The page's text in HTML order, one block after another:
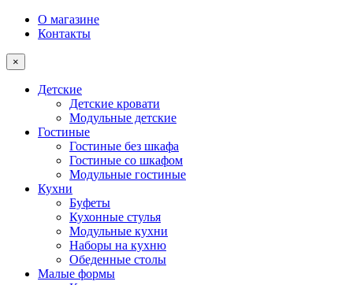
О магазине
Контакты
×
Детские
Детские кровати
Модульные детские
Гостиные
Гостиные без шкафа
Гостиные со шкафом
Модульные гостиные
Кухни
Буфеты
Кухонные стулья
Модульные кухни
Наборы на кухню
Обеденные столы
Малые формы